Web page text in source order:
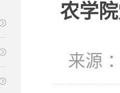
农学
来源